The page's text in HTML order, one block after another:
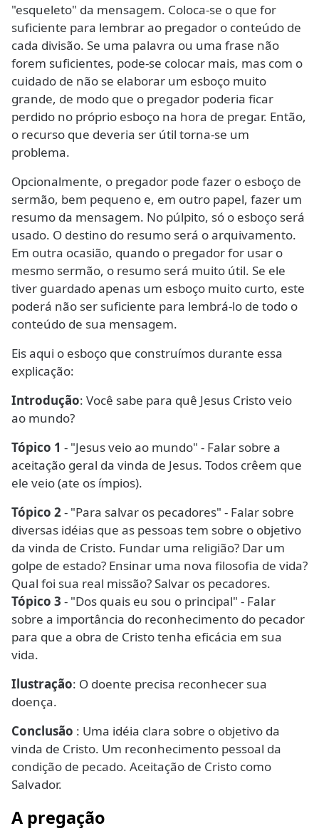
"esqueleto" da mensagem. Coloca-se o que for
suficiente para lembrar ao pregador o conteúdo de
cada divisão. Se uma palavra ou uma frase não
forem suficientes, pode-se colocar mais, mas com o
cuidado de não se elaborar um esboço muito
grande, de modo que o pregador poderia ficar
perdido no próprio esboço na hora de pregar. Então,
o recurso que deveria ser útil torna-se um
problema.
Opcionalmente, o pregador pode fazer o esboço de
sermão, bem pequeno e, em outro papel, fazer um
resumo da mensagem. No púlpito, só o esboço será
usado. O destino do resumo será o arquivamento.
Em outra ocasião, quando o pregador for usar o
mesmo sermão, o resumo será muito útil. Se ele
tiver guardado apenas um esboço muito curto, este
poderá não ser suficiente para lembrá-lo de todo o
conteúdo de sua mensagem.
Eis aqui o esboço que construímos durante essa
explicação:
Introdução: Você sabe para quê Jesus Cristo veio
ao mundo?
Tópico 1 - "Jesus veio ao mundo" - Falar sobre a
aceitação geral da vinda de Jesus. Todos crêem que
ele veio (ate os ímpios).
Tópico 2- "Para salvar os pecadores" - Falar sobre
diversas idéias que as pessoas tem sobre o objetivo
da vinda de Cristo. Fundar uma religião? Dar um
golpe de estado? Ensinar uma nova filosofia de vida?
Qual foi sua real missão? Salvar os pecadores.
Tópico 3 - "Dos quais eu sou o principal" - Falar
sobre a importância do reconhecimento do pecador
para que a obra de Cristo tenha eficácia em sua
vida.
Ilustração: O doente precisa reconhecer sua
doença.
Conclusão : Uma idéia clara sobre o objetivo da
vinda de Cristo. Um reconhecimento pessoal da
condição de pecado. Aceitação de Cristo como
Salvador.
A pregação